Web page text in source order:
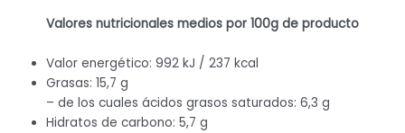
Valores nutricionales medios por 100g de producto
Valor energético: 992 kJ / 237 kcal
Grasas: 15,7 g
– de los cuales ácidos grasos saturados: 6,3 g
Hidratos de carbono: 5,7 g